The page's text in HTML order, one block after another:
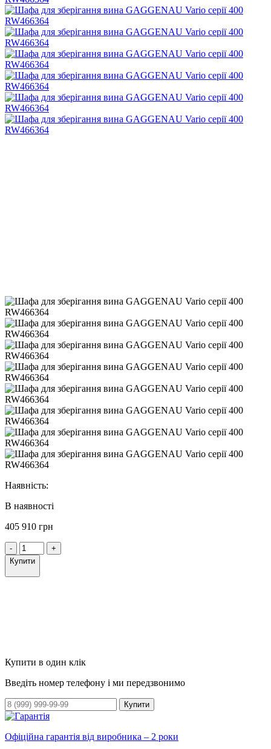
Наявність:
В наявності
405 910 грн
-
+
Купити
Купити в один клік
Введіть номер телефону і ми передзвонимо
Купити
Офіційна гарантія від виробника – 2 роки